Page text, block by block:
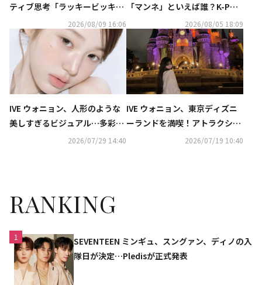
ティブ思考「ラッキービッキ
ー」についての考え方を明かす
2026/08/09 16:06
「マンネ」といえば誰？K-POP
推しタイプ別調査の結果が明ら
2026/08/05 18:09
IVE ウォニョン、人形のような
美しすぎるビジュアル…多彩な
コンセプトを表現2026/07/29 14:40
IVE ウォニョン、東京ディズニ
ーランドを満喫！アトラクショ
ンを楽しむ姿も…記念ショット
2026/07/19 10:40
RANKING
1
SEVENTEEN ミンギュ、スングァン、ディノの入
隊日が決定…Pledisが正式発表